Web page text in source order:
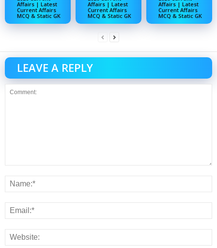
Affairs | Latest
Current Affairs
MCQ & Static GK
Affairs | Latest
Current Affairs
MCQ & Static GK
Affairs | Latest
Current Affairs
MCQ & Static GK
LEAVE A REPLY